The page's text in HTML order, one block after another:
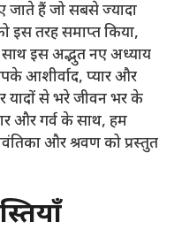
जाते हैं जो सबसे ज्यादा
इस तरह समाप्त किया,
इस अद्भुत नए अध्याय
आशीर्वाद, प्यार और
यादों से भरे जीवन भर के
और गर्व के साथ, हम
और श्रवण को प्रस्तुत